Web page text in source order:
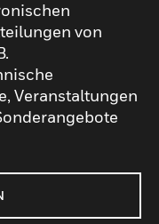
von
Veranstaltungen